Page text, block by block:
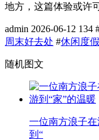
地方，这篇体验或许
admin 2026-06-12 134
周末好去处 #休闲度假
随机图文
一位南方浪子
到“